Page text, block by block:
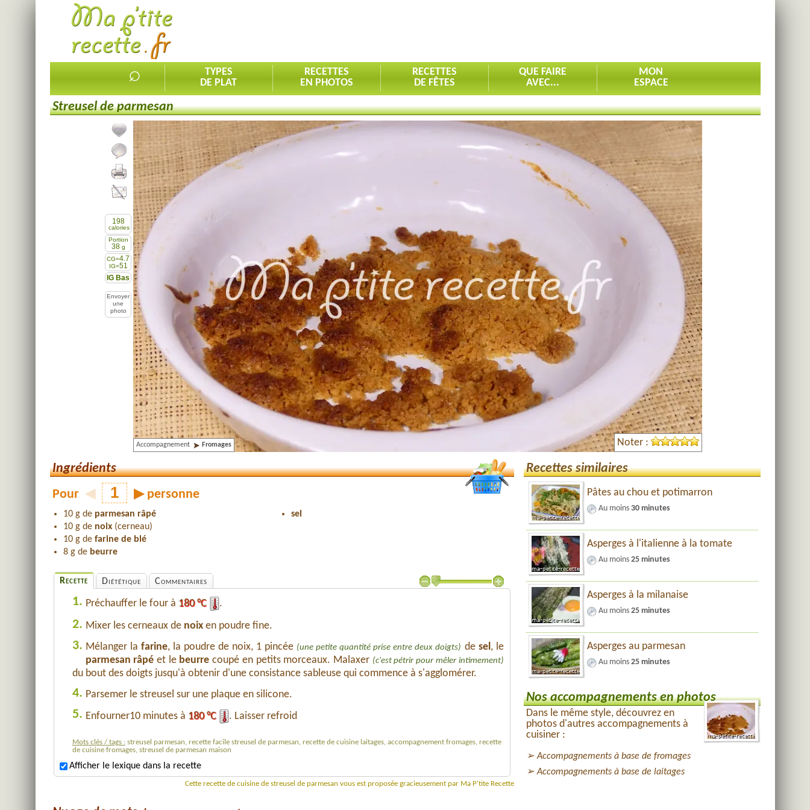
⌕
TYPES
DE PLAT
RECETTES
EN PHOTOS
RECETTES
DE FÊTES
QUE FAIRE
AVEC...
MON
ESPACE
Streusel de parmesan
Ajouter la recette à mes favorites
Commenter, noter la recette
Imprimer la recette
Partager cette recette
198
calories
Portion
38g
CG=4.7
IG=51
IG Bas
Envoyer
une
photo
Accompagnement Fromages Noter :
Ingrédients
Pour ◀ ▶ personne
10 g de parmesan râpé
10 g de noix(cerneau)
10 g de farine de blé
8 g de beurre
sel
Recette Diététique Commentaires
1. Préchauffer le four à 180 °C .
2. Mixer les cerneaux de noixen poudre fine.
3. Mélanger la farine, la poudre de noix, 1 pincée (une petite quantité prise entre deux doigts) de sel, le
parmesan râpé et le beurre coupé en petits morceaux. Malaxer (c'est pétrir pour mêler intimement)
du bout des doigts jusqu'à obtenir d'une consistance sableuse qui commence à s'agglomérer.
4. Parsemer le streusel sur une plaque en silicone.
5. Enfourner10 minutes à 180 °C . Laisser refroid
Mots clés / tags : streusel parmesan, recette facile streusel de parmesan, recette de cuisine laitages, accompagnement fromages, recette
de cuisine fromages, streusel de parmesan maison
Afficher le lexique dans la recette
Cette recette de cuisine de streusel de parmesan vous est proposée gracieusement par Ma P'tite Recette
Recettes similaires
Pâtes au chou et potimarron
Au moins 30 minutes
Asperges à l'italienne à la tomate
Au moins 25 minutes
Asperges à la milanaise
Au moins 25 minutes
Asperges au parmesan
Au moins 25 minutes
Nos accompagnements en photos
Dans le même style, découvrez en
photos d'autres accompagnements à
cuisiner :
Accompagnements à base de fromages
Accompagnements à base de laitages